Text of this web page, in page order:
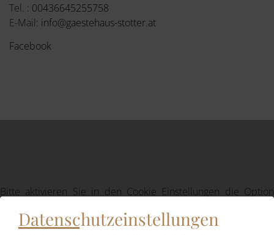
Tel. : 00436645255758
E-Mail: info@gaestehaus-stotter.at
Facebook
Bitte aktivieren Sie in den Cookie Einstellungen die Option
Cookie Einstellungen
Datenschutzeinstellungen